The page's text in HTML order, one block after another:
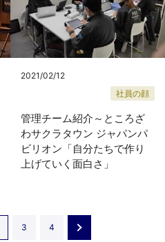
2021/02/12
社員の顔
管理チーム紹介～ところざ
わサクラタウン ジャパンパ
ビリオン「自分たちで作り
上げていく面白さ」
3 4